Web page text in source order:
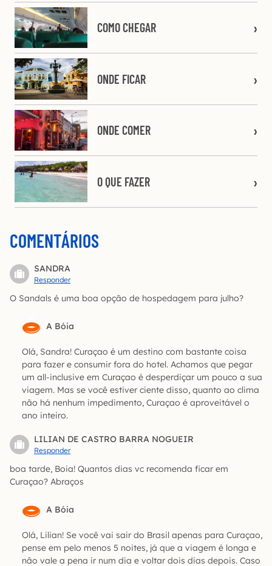
COMO CHEGAR
ONDE FICAR
ONDE COMER
O QUE FAZER
COMENTÁRIOS
SANDRA
Responder
O Sandals é uma boa opção de hospedagem para julho?
A Bóia
Olá, Sandra! Curaçao é um destino com bastante coisa
para fazer e consumir fora do hotel. Achamos que pegar
um all-inclusive em Curaçao é desperdiçar um pouco a sua
viagem. Mas se você estiver ciente disso, quanto ao clima
não há nenhum impedimento, Curaçao é aproveitável o
ano inteiro.
LILIAN DE CASTRO BARRA NOGUEIR
Responder
boa tarde, Boia! Quantos dias vc recomenda ficar em
Curaçao? Abraços
A Bóia
Olá, Lilian! Se você vai sair do Brasil apenas para Curaçao,
pense em pelo menos 5 noites, já que a viagem é longa e
não vale a pena ir num dia e voltar dois dias depois. Caso